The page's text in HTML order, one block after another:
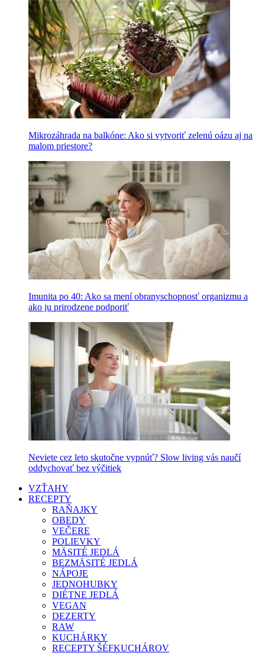
Mikrozáhrada na balkóne: Ako si vytvoriť zelenú oázu aj na
malom priestore?
Imunita po 40: Ako sa mení obranyschopnosť organizmu a
ako ju prirodzene podporiť
Neviete cez leto skutočne vypnúť? Slow living vás naučí
oddychovať bez výčitiek
VZŤAHY
RECEPTY
RAŇAJKY
OBEDY
VEČERE
POLIEVKY
MÄSITÉ JEDLÁ
BEZMÄSITÉ JEDLÁ
NÁPOJE
JEDNOHUBKY
DIÉTNE JEDLÁ
VEGAN
DEZERTY
RAW
KUCHÁRKY
RECEPTY ŠÉFKUCHÁROV